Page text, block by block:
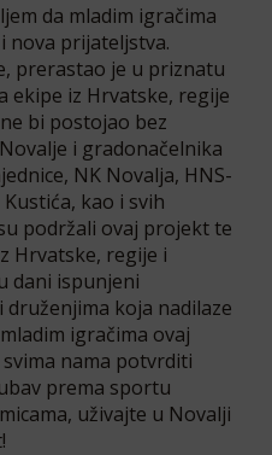
da mladim igračima
nova prijateljstva.
prerastao je u priznatu
ekipe iz Hrvatske, regije
bi postojao bez
i gradonačelnika
NK Novalja, HNS-
kao i svih
podržali ovaj projekt te
Hrvatske, regije i
dani ispunjeni
koja nadilaze
igračima ovaj
nama potvrditi
prema sportu
uživajte u Novalji